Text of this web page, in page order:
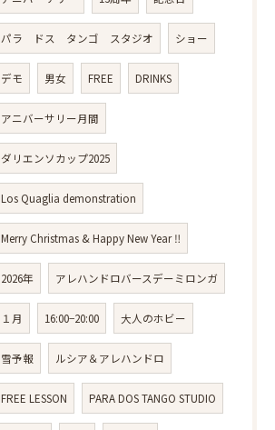
パラ ドス タンゴ スタジオ ショー
デモ 男女 FREE DRINKS
アニバーサリー月間
ダリエンソカップ2025
Los Quaglia demonstration
Merry Christmas & Happy New Year ‼️
2026年 アレハンドロバースデーミロンガ
１月 16:00−20:00 大人のホビー
雪予報 ルシア＆アレハンドロ
FREE LESSON PARA DOS TANGO STUDIO